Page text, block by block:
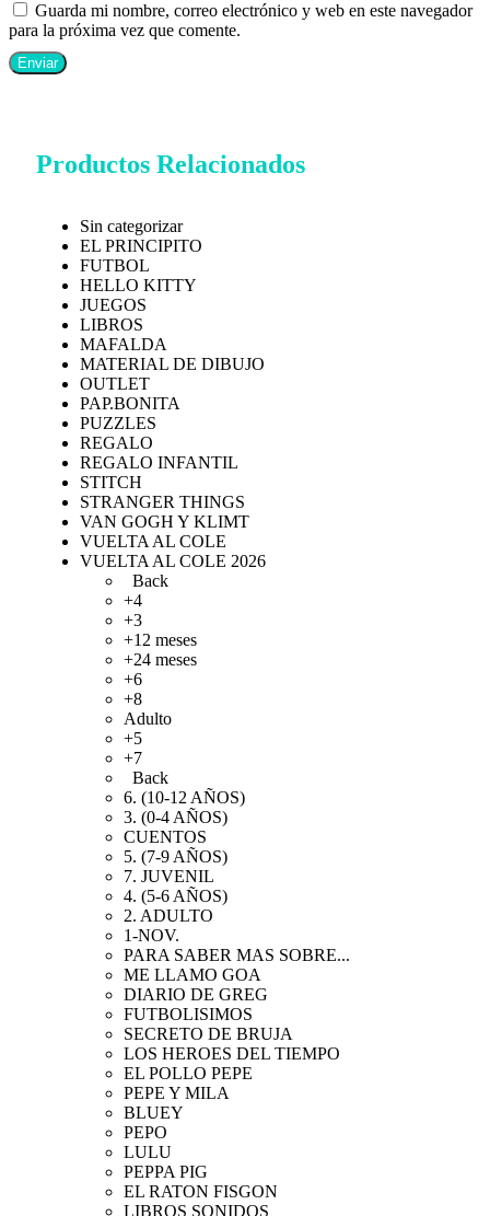
Guarda mi nombre, correo electrónico y web en este navegador
para la próxima vez que comente.
Productos Relacionados
Sin categorizar
EL PRINCIPITO
FUTBOL
HELLO KITTY
JUEGOS
LIBROS
MAFALDA
MATERIAL DE DIBUJO
OUTLET
PAP.BONITA
PUZZLES
REGALO
REGALO INFANTIL
STITCH
STRANGER THINGS
VAN GOGH Y KLIMT
VUELTA AL COLE
VUELTA AL COLE 2026
Back
+4
+3
+12 meses
+24 meses
+6
+8
Adulto
+5
+7
Back
6. (10-12 AÑOS)
3. (0-4 AÑOS)
CUENTOS
5. (7-9 AÑOS)
7. JUVENIL
4. (5-6 AÑOS)
2. ADULTO
1-NOV.
PARA SABER MAS SOBRE...
ME LLAMO GOA
DIARIO DE GREG
FUTBOLISIMOS
SECRETO DE BRUJA
LOS HEROES DEL TIEMPO
EL POLLO PEPE
PEPE Y MILA
BLUEY
PEPO
LULU
PEPPA PIG
EL RATON FISGON
LIBROS SONIDOS